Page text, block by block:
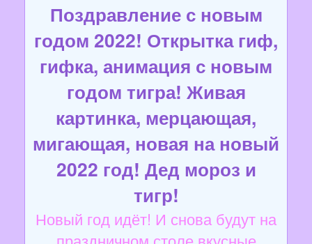
Поздравление с новым
годом 2022! Открытка гиф,
гифка, анимация с новым
годом тигра! Живая
картинка, мерцающая,
мигающая, новая на новый
2022 год! Дед мороз и
тигр!
Новый год идёт! И снова будут на